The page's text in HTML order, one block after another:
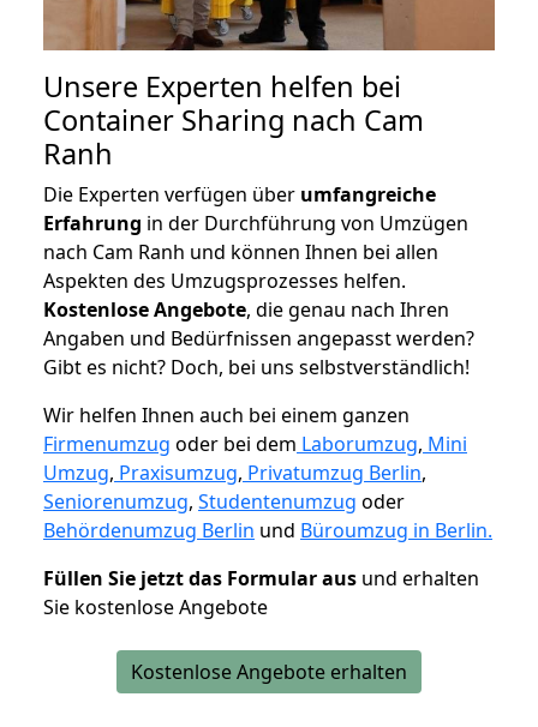
Unsere Experten helfen bei
Container Sharing nach Cam
Ranh
Die Experten verfügen über umfangreiche
Erfahrung in der Durchführung von Umzügen
nach Cam Ranh und können Ihnen bei allen
Aspekten des Umzugsprozesses helfen.
Kostenlose Angebote, die genau nach Ihren
Angaben und Bedürfnissen angepasst werden?
Gibt es nicht? Doch, bei uns selbstverständlich!
Wir helfen Ihnen auch bei einem ganzen
Firmenumzug oder bei dem Laborumzug, Mini
Umzug, Praxisumzug, Privatumzug Berlin,
Seniorenumzug, Studentenumzug oder
Behördenumzug Berlin und Büroumzug in Berlin.
Füllen Sie jetzt das Formular aus und erhalten
Sie kostenlose Angebote
Kostenlose Angebote erhalten